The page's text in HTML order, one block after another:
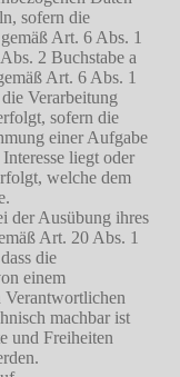
sofern die
Art. 6 Abs. 1
2 Buchstabe a
Art. 6 Abs. 1
Verarbeitung
sofern die
einer Aufgabe
liegt oder
welche dem
der Ausübung ihres
Art. 20 Abs. 1
die
einem
Verantwortlichen
machbar ist
und Freiheiten